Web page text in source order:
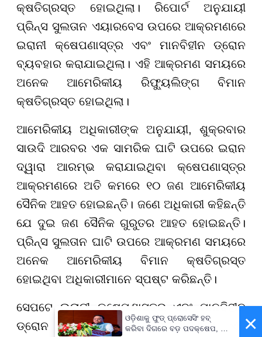
କ୍ଷତିଗ୍ରସ୍ତ ହୋଇଥିଲା। ରିପୋର୍ଟ ଅନୁଯାୟୀ
ପ୍ରିନ୍ସ ସୁଲତାନ ଏୟାରବେସ ଉପରେ ଆକ୍ରମଣରେ
ଇରାନୀ କ୍ଷେପଣାସ୍ତ୍ର ଏବଂ ମାନବିହୀନ ଡ୍ରୋନ
ବ୍ୟବହାର କରାଯାଇଥିଲା। ଏହି ଆକ୍ରମଣ ସମୟରେ
ଅନେକ ଆମେରିକୀୟ ରିଫ୍ୟୁଲିଙ୍ଗ ବିମାନ
କ୍ଷତିଗ୍ରସ୍ତ ହୋଇଥିଲା।
ଆମେରିକୀୟ ଅଧିକାରୀଙ୍କ ଅନୁଯାୟୀ, ଶୁକ୍ରବାର
ସାଉଦି ଆରବର ଏକ ସାମରିକ ଘାଟି ଉପରେ ଇରାନ
ଦ୍ୱାରା ଆରମ୍ଭ କରାଯାଇଥିବା କ୍ଷେପଣାସ୍ତ୍ର
ଆକ୍ରମଣରେ ଅତି କମରେ ୧୦ ଜଣ ଆମେରିକୀୟ
ସୈନିକ ଆହତ ହୋଇଛନ୍ତି। ଜଣେ ଅଧିକାରୀ କହିଛନ୍ତି
ଯେ ଦୁଇ ଜଣ ସୈନିକ ଗୁରୁତର ଆହତ ହୋଇଛନ୍ତି।
ପ୍ରିନ୍ସ ସୁଲତାନ ଘାଟି ଉପରେ ଆକ୍ରମଣ ସମୟରେ
ଅନେକ ଆମେରିକୀୟ ବିମାନ କ୍ଷତିଗ୍ରସ୍ତ
ହୋଇଥିବା ଅଧିକାରୀମାନେ ସ୍ପଷ୍ଟ କରିଛନ୍ତି।
ସେପଟେ ଇରାନୀ କ୍ଷେପଣାସ୍ତ୍ର ଏବଂ ମାନବିହୀନ
ଡ୍ରୋନ ବ୍ୟବହାର କରି କରାଯାଇଥିବା ଏହି ×
ଓଡ଼ିଶାକୁ ଫୁଡ୍ ପ୍ରୋସେସିଂ ହବ୍
କରିବା ଦିଗରେ ବଡ଼ ପଦକ୍ଷେପ, ୪୨